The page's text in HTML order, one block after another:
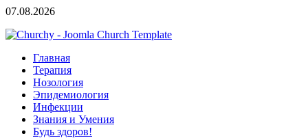
07.08.2026
Главная
Терапия
Нозология
Эпидемиология
Инфекции
Знания и Умения
Будь здоров!